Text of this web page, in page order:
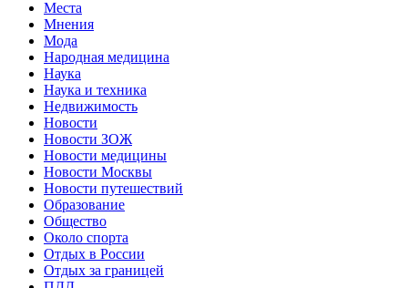
Места
Мнения
Мода
Народная медицина
Наука
Наука и техника
Недвижимость
Новости
Новости ЗОЖ
Новости медицины
Новости Москвы
Новости путешествий
Образование
Общество
Около спорта
Отдых в России
Отдых за границей